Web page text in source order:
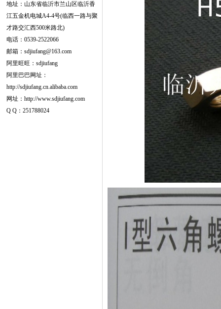
地址：山东省临沂市兰山区临沂香
江五金机电城A4-4号(临西一路与聚
才路交汇西500米路北)
电话：0539-2522066
邮箱：sdjiufang@163.com
阿里旺旺：sdjiufang
阿里巴巴网址：
http://sdjiufang.cn.alibaba.com
网址：http://www.sdjiufang.com
Q Q：251788024